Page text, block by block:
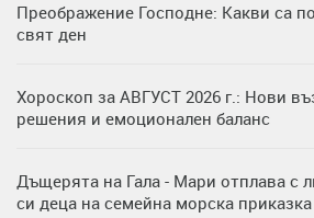
Преображение Господне: Какви са
свят ден
Хороскоп за АВГУСТ 2026 г.: Нови
решения и емоционален баланс
Дъщерята на Гала - Мари отплава с
си деца на семейна морска приказка